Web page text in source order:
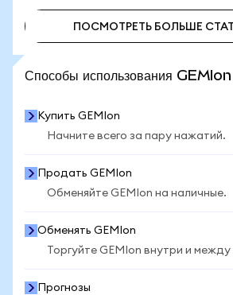
ПОСМОТРЕТЬ БОЛЬШЕ
Способы использования
Купить GEMIon
Начните всего за пару нажатий.
Продать GEMIon
Обменяйте GEMIon на наличные.
Обменять GEMIon
Торгуйте GEMIon внутри и
Прогнозы